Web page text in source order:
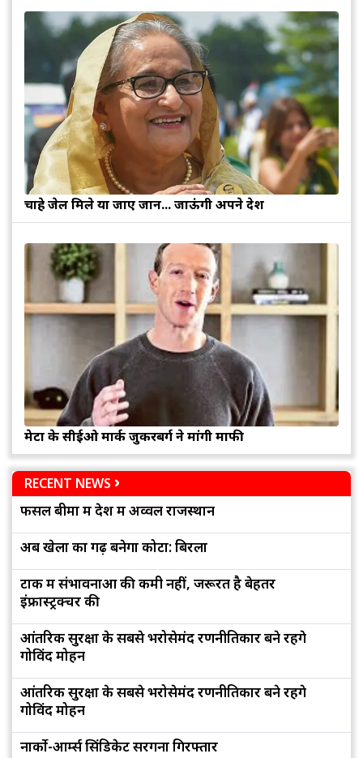
चाहे जेल मिले या जाए जान... जाऊंगी अपने देश
मेटा के सीईओ मार्क जुकरबर्ग ने मांगी माफी
RECENT NEWS
फसल बीमा में देश में अव्वल राजस्थान
अब खेलों का गढ़ बनेगा कोटा: बिरला
टोंक में संभावनाओं की कमी नहीं, जरूरत है बेहतर
इंफ्रास्ट्रक्चर की
आंतरिक सुरक्षा के सबसे भरोसेमंद रणनीतिकार बने रहेंगे
गोविंद मोहन
आंतरिक सुरक्षा के सबसे भरोसेमंद रणनीतिकार बने रहेंगे
गोविंद मोहन
नार्को-आर्म्स सिंडिकेट सरगना गिरफ्तार